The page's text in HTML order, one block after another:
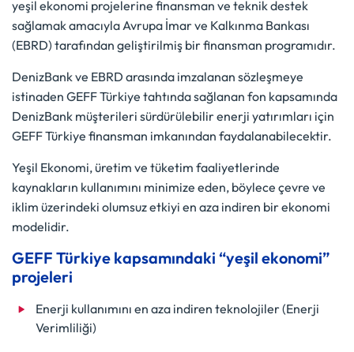
yeşil ekonomi projelerine finansman ve teknik destek
sağlamak amacıyla Avrupa İmar ve Kalkınma Bankası
(EBRD) tarafından geliştirilmiş bir finansman programıdır.
DenizBank ve EBRD arasında imzalanan sözleşmeye
istinaden GEFF Türkiye tahtında sağlanan fon kapsamında
DenizBank müşterileri sürdürülebilir enerji yatırımları için
GEFF Türkiye finansman imkanından faydalanabilecektir.
Yeşil Ekonomi, üretim ve tüketim faaliyetlerinde
kaynakların kullanımını minimize eden, böylece çevre ve
iklim üzerindeki olumsuz etkiyi en aza indiren bir ekonomi
modelidir.
GEFF Türkiye kapsamındaki “yeşil ekonomi”
projeleri
Enerji kullanımını en aza indiren teknolojiler (Enerji
Verimliliği)